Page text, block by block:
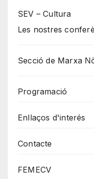
SEV – Cultura
Les nostres
Secció de Marxa
Programació
Enllaços d'interés
Contacte
FEMECV